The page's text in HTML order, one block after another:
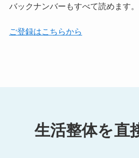
バックナンバーもすべて読めます。
ご登録はこちらから
生活整体を直